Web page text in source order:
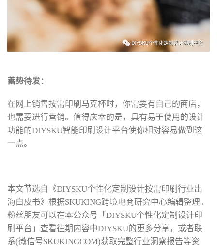
蓄势待发：
在网上销售按需印刷马克杯时，你需要有自己的商店，
也需要进行营销。值得庆幸的是，具有易于使用的设计
功能的DIYSKU智能印刷设计平台使你相对容易做到这
一点。
本文节选自《DIYSKU个性化定制设计按需印刷行业出
海白皮书》根据SKUKING跨境电商研究中心编辑整理。
粉丝朋友可以在本公众号「DIYSKU个性化定制设计印
刷平台」查看往期内容中DIYSKU的更多分享，或者联
系(微信号SKUKINGCOM)获取完整行业洞察报告等资